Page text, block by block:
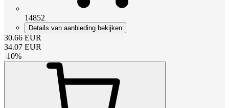
14852
Details van aanbieding bekijken
30.66 EUR
34.07 EUR
-10%